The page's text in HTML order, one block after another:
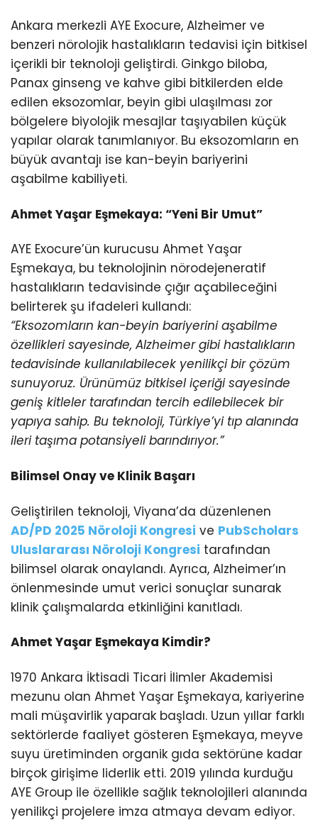
Ankara merkezli AYE Exocure, Alzheimer ve
benzeri nörolojik hastalıkların tedavisi için bitkisel
içerikli bir teknoloji geliştirdi. Ginkgo biloba,
Panax ginseng ve kahve gibi bitkilerden elde
edilen eksozomlar, beyin gibi ulaşılması zor
bölgelere biyolojik mesajlar taşıyabilen küçük
yapılar olarak tanımlanıyor. Bu eksozomların en
büyük avantajı ise kan-beyin bariyerini
aşabilme kabiliyeti.
Ahmet Yaşar Eşmekaya: “Yeni Bir Umut”
AYE Exocure’ün kurucusu Ahmet Yaşar
Eşmekaya, bu teknolojinin nörodejeneratif
hastalıkların tedavisinde çığır açabileceğini
belirterek şu ifadeleri kullandı:
“Eksozomların kan-beyin bariyerini aşabilme
özellikleri sayesinde, Alzheimer gibi hastalıkların
tedavisinde kullanılabilecek yenilikçi bir çözüm
sunuyoruz. Ürünümüz bitkisel içeriği sayesinde
geniş kitleler tarafından tercih edilebilecek bir
yapıya sahip. Bu teknoloji, Türkiye’yi tıp alanında
ileri taşıma potansiyeli barındırıyor.”
Bilimsel Onay ve Klinik Başarı
Geliştirilen teknoloji, Viyana’da düzenlenen
AD/PD 2025 Nöroloji Kongresi ve PubScholars
Uluslararası Nöroloji Kongresi tarafından
bilimsel olarak onaylandı. Ayrıca, Alzheimer’ın
önlenmesinde umut verici sonuçlar sunarak
klinik çalışmalarda etkinliğini kanıtladı.
Ahmet Yaşar Eşmekaya Kimdir?
1970 Ankara İktisadi Ticari İlimler Akademisi
mezunu olan Ahmet Yaşar Eşmekaya, kariyerine
mali müşavirlik yaparak başladı. Uzun yıllar farklı
sektörlerde faaliyet gösteren Eşmekaya, meyve
suyu üretiminden organik gıda sektörüne kadar
birçok girişime liderlik etti. 2019 yılında kurduğu
AYE Group ile özellikle sağlık teknolojileri alanında
yenilikçi projelere imza atmaya devam ediyor.